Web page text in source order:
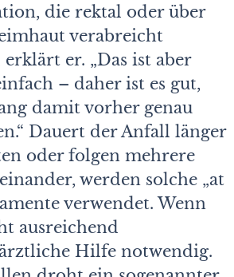
die rektal oder über
verabreicht
erklärt er. „Das ist aber
– daher ist es gut,
damit vorher genau
Dauert der Anfall länger
oder folgen mehrere
werden solche „at
verwendet. Wenn
ausreichend
Hilfe notwendig.